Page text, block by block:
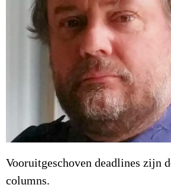
Vooruitgeschoven deadlines zijn
columns.